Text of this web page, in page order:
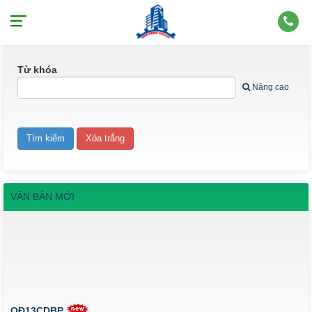
TÌM KIẾM VĂN BẢN
Từ khóa
Nâng cao
VĂN BẢN MỚI
QĐ13CDBP